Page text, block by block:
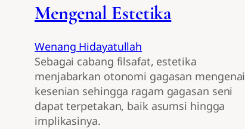
Mengenal Estetika
Wenang Hidayatullah
Sebagai cabang filsafat, estetika
menjabarkan otonomi gagasan mengenai
kesenian sehingga ragam gagasan seni
dapat terpetakan, baik asumsi hingga
implikasinya.